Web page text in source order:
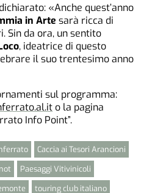
«Anche quest’anno
in Arte sarà ricca di
Sin da ora, un sentito
, ideatrice di questo
il suo trentesimo anno
sul programma:
o la pagina
Info Point”.
Caccia ai Tesori Arancioni
Paesaggi Vitivinicoli
touring club italiano